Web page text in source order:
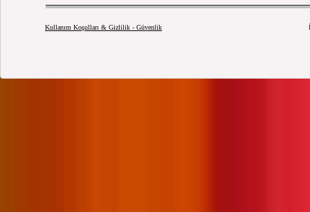
Kullanım Koşulları & Gizlilik - Güvenlik